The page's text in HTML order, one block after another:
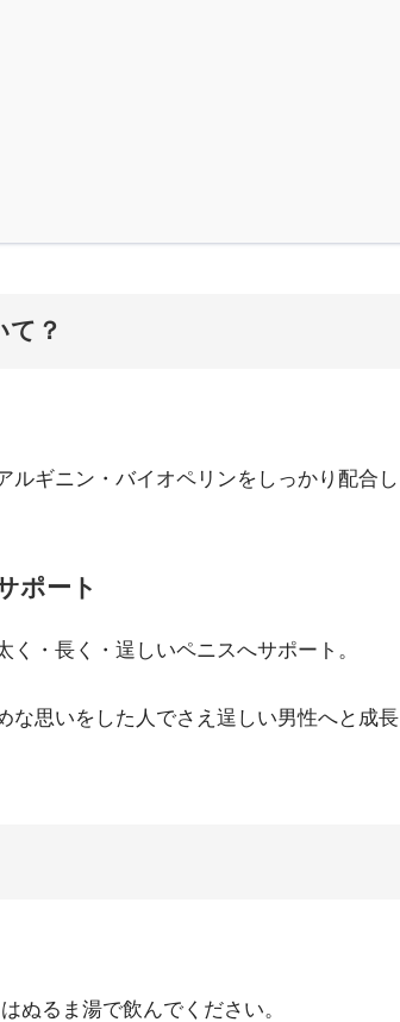
？
ルギニン・バイオペリンをしっかり配合し
ポート
・長く・逞しいペニスへサポート。
な思いをした人でさえ逞しい男性へと成長
ぬるま湯で飲んでください。